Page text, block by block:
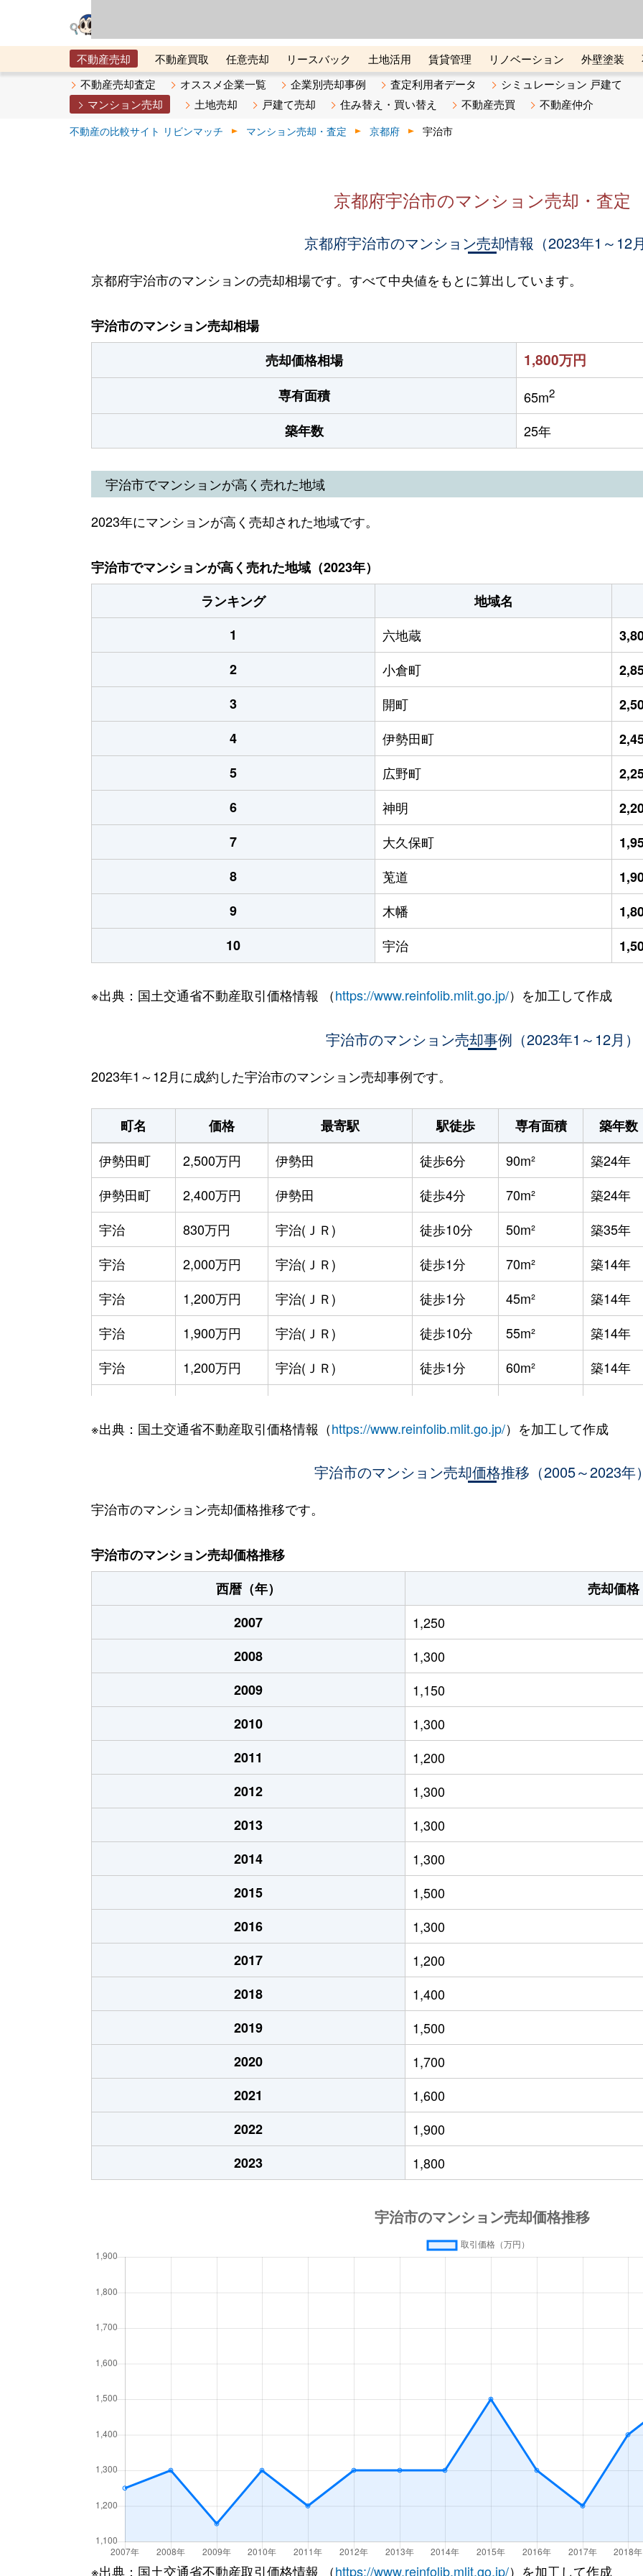
不動産売却 不動産買取 任意売却 リースバック 土地活用 賃貸管理 リノベーション 外壁塗装
メタ住宅展示場
ベスト不動産カンパニー オンライン講座 リビンマガジンBiz 不動産売却ご相談デスク
不動産売却査定 オススメ企業一覧 企業別売却事例 査定利用者データ
シミュレーション 戸建て
マンション売却
土地売却 戸建て売却 住み替え・買い替え 不動産売買 不動産仲介
不動産の比較サイト リビンマッチ マンション売却・査定 京都府 宇治市
京都府宇治市のマンション売却・査定
京都府宇治市のマンション売却情報（2023年1～12月
京都府宇治市のマンションの売却相場です。すべて中央値をもとに算出しています。
宇治市のマンション売却相場
売却価格相場
1,800万円
専有面積 65m2
築年数 25年
宇治市でマンションが高く売れた地域
2023年にマンションが高く売却された地域です。
宇治市でマンションが高く売れた地域（2023年）
ランキング
地域名
1
六地蔵
2
小倉町
3
開町
4
伊勢田町
5
広野町
6
神明
7
大久保町
8
莵道
9
木幡
10
宇治
※出典：国土交通省不動産取引価格情報 （https://www.reinfolib.mlit.go.jp/）を加工して作成
宇治市のマンション売却事例（2023年1～12月）
2023年1～12月に成約した宇治市のマンション売却事例です。
町名 価格 最寄駅 駅徒歩 専有面積 築年数
伊勢田町
2,500万円 伊勢田 徒歩6分 90m² 築24年
伊勢田町
2,400万円 伊勢田 徒歩4分 70m² 築24年
宇治
830万円 宇治(ＪＲ) 徒歩10分 50m² 築35年
宇治
2,000万円 宇治(ＪＲ) 徒歩1分 70m² 築14年
宇治
1,200万円 宇治(ＪＲ) 徒歩1分 45m² 築14年
宇治
1,900万円 宇治(ＪＲ) 徒歩10分 55m² 築14年
宇治
1,200万円 宇治(ＪＲ) 徒歩1分 60m² 築14年
宇治
1,700万円 宇治(ＪＲ) 徒歩1分 55m² 築31年
小倉(京都) 徒歩8分 60m² 築38年
宇治
800万円 小倉(京都)
宇治
2,100万円 ＪＲ小倉 徒歩8分 80m² 築20年
大久保町
1,400万円 大久保(京都) 徒歩9分 55m² 築18年
大久保町
2,500万円 大久保(京都) 徒歩13分 70m² 築6年
小倉町
3,200万円 小倉(京都) 徒歩6分 85m² 築17年
小倉町
2,500万円 小倉(京都) 徒歩6分 85m² 築14年
五ケ庄
1,500万円 黄檗(京阪) 徒歩6分 65m² 築32年
五ケ庄
1,500万円 黄檗(京阪) 徒歩6分 65m² 築32年
1,000万円
1,500万円 徒歩18分
2,600万円 徒歩6分
1,500万円 徒歩6分
1,800万円 徒歩3分
1,400万円 徒歩7分
1,800万円 徒歩6分
2,200万円 徒歩11分
1,900万円 徒歩6分
2,500万円 徒歩6分
徒歩6分 85m²
広野町
2,600万円 新田(京都) 徒歩3分 70m² 築20年
広野町
槇島町
1,600万円 宇治(ＪＲ) 徒歩15分 60m² 築33年
槇島町
槇島町
650万円 小倉(京都) 徒歩21分 50m² 築42年
槇島町
徒歩9分 75m² 築16年
槇島町
1,700万円 向島 徒歩12分 70m² 築23年
槇島町
1,100万円 向島
六地蔵
3,800万円 六地蔵(ＪＲ) 徒歩2分 70m² 築10年
※出典：国土交通省不動産取引価格情報（https://www.reinfolib.mlit.go.jp/）を加工して作成
宇治市のマンション売却価格推移（2005～2023年）
宇治市のマンション売却価格推移です。
宇治市のマンション売却価格推移
西暦（年）
売却価格
2007
1,250
2008
1,300
2009
1,150
2010
1,300
2011
1,200
2012
1,300
2013
1,300
2014
1,300
2015
1,500
2016
1,300
2017
1,200
2018
1,400
2019
1,500
2020
1,700
2021
1,600
2022
1,900
2023
1,800
※出典：国土交通省不動産取引価格情報 （https://www.reinfolib.mlit.go.jp/）を加工して作成